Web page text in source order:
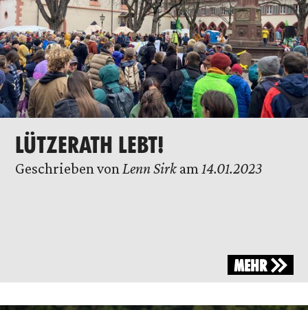
LÜTZERATH LEBT!
Geschrieben von Lenn Sirkam 14.01.2023
MEHR